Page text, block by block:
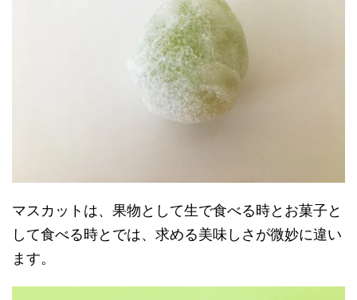
マスカットは、果物として生で食べる時とお菓子と
して食べる時とでは、求める美味しさが微妙に違い
ます。